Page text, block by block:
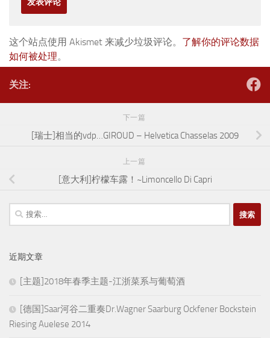
这个站点使用 Akismet 来减少垃圾评论。 了解你的评论数据
如何被处理。
关注:
下一篇
[瑞士]相当的vdp…GIROUD – Helvetica Chasselas 2009
上一篇
[意大利]柠檬车露！~Limoncello Di Capri
搜
索：
近期文章
[主题]2018年春季主题-江浙菜系与葡萄酒
[德国]Saar河谷二重奏Dr.Wagner Saarburg Ockfener Bockstein
Riesing Auelese 2014